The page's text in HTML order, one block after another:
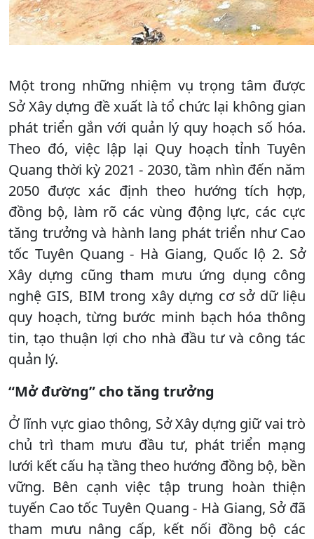
Một trong những nhiệm vụ trọng tâm được
Sở Xây dựng đề xuất là tổ chức lại không gian
phát triển gắn với quản lý quy hoạch số hóa.
Theo đó, việc lập lại Quy hoạch tỉnh Tuyên
Quang thời kỳ 2021 - 2030, tầm nhìn đến năm
2050 được xác định theo hướng tích hợp,
đồng bộ, làm rõ các vùng động lực, các cực
tăng trưởng và hành lang phát triển như Cao
tốc Tuyên Quang - Hà Giang, Quốc lộ 2. Sở
Xây dựng cũng tham mưu ứng dụng công
nghệ GIS, BIM trong xây dựng cơ sở dữ liệu
quy hoạch, từng bước minh bạch hóa thông
tin, tạo thuận lợi cho nhà đầu tư và công tác
quản lý.
“Mở đường” cho tăng trưởng
Ở lĩnh vực giao thông, Sở Xây dựng giữ vai trò
chủ trì tham mưu đầu tư, phát triển mạng
lưới kết cấu hạ tầng theo hướng đồng bộ, bền
vững. Bên cạnh việc tập trung hoàn thiện
tuyến Cao tốc Tuyên Quang - Hà Giang, Sở đã
tham mưu nâng cấp, kết nối đồng bộ các